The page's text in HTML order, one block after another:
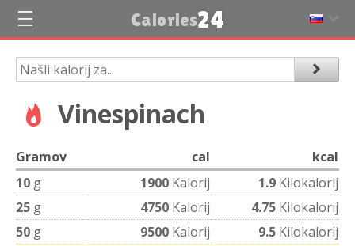
Calories24
Vinespinach
Gramov cal
kcal
10 g 1900 Kalorij 1.9 Kilokalorij
25 g 4750 Kalorij 4.75 Kilokalorij
50 g 9500 Kalorij 9.5 Kilokalorij